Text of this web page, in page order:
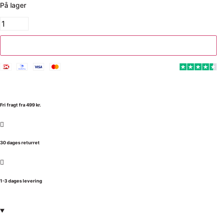
På lager
Fri fragt fra 499 kr.
30 dages returret
1-3 dages levering